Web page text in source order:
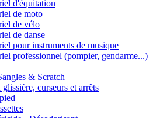
d'équitation
de moto
de vélo
de danse
pour instruments de musique
professionnel (pompier, gendarme...)
& Scratch
glissière, curseurs et arrêts